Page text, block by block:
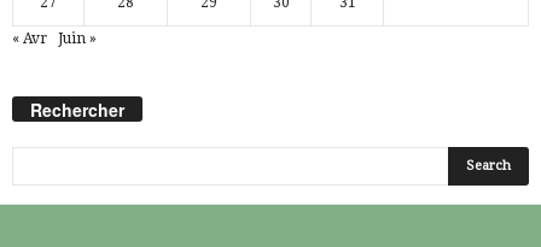
« Avr Juin »
Rechercher